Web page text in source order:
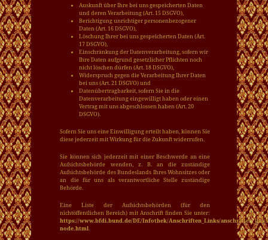
Auskunft über Ihre bei uns gespeicherten Daten
und deren Verarbeitung (Art. 15 DSGVO),
Berichtigung unrichtiger personenbezogener
Daten (Art. 16 DSGVO),
Löschung Ihrer bei uns gespeicherten Daten (Art.
17 DSGVO),
Einschränkung der Datenverarbeitung, sofern wir
Ihre Daten aufgrund gesetzlicher Pflichten noch
nicht löschen dürfen (Art. 18 DSGVO),
Widerspruch gegen die Verarbeitung Ihrer Daten
bei uns (Art. 21 DSGVO) und
Datenübertragbarkeit, sofern Sie in die
Datenverarbeitung eingewilligt haben oder einen
Vertrag mit uns abgeschlossen haben (Art. 20
DSGVO).
Sofern Sie uns eine Einwilligung erteilt haben, können Sie
diese jederzeit mit Wirkung für die Zukunft widerrufen.
Sie können sich jederzeit mit einer Beschwerde an eine
Aufsichtsbehörde wenden, z. B. an die zuständige
Aufsichtsbehörde des Bundeslands Ihres Wohnsitzes oder
an die für uns als verantwortliche Stelle zuständige
Behörde.
Eine Liste der Aufsichtsbehörden (für den
nichtöffentlichen Bereich) mit Anschrift finden Sie unter:
https://www.bfdi.bund.de/DE/Infothek/Anschriften_Links/
node.html.